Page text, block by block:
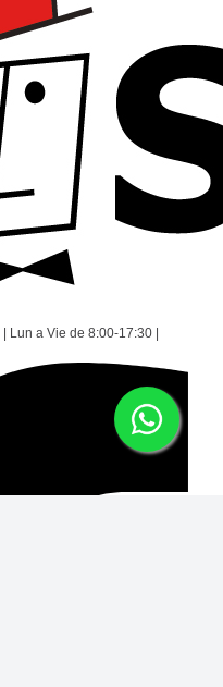
| Lun a Vie de 8:00-17:30 |